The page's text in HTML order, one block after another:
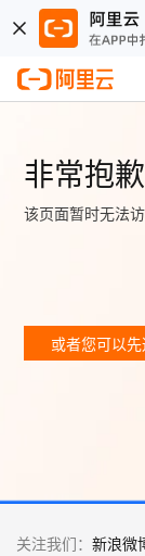
非常抱歉
该页面暂时无法
或者您可以